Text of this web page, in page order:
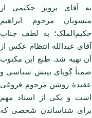
به آقای پرویز حکیمی از
منسوبان مرحوم ابراهیم
حکیم‌الملک؛ به لطف جناب
آقای عبدالله انتظام عکس از
آن تهیه شد. طبع این مکتوب
ضمناً گویای بینش سیاسی و
عقیدۀ روشن مرحوم فروغی
است و یکی از اسناد مهم
برای شناساندن شخصی که